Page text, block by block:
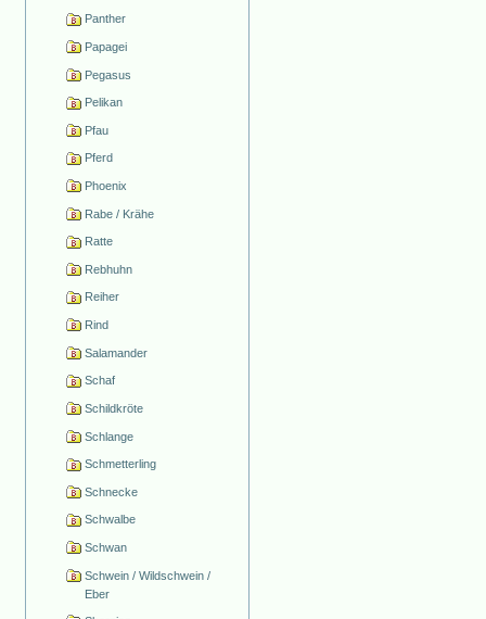
Panther
Papagei
Pegasus
Pelikan
Pfau
Pferd
Phoenix
Rabe / Krähe
Ratte
Rebhuhn
Reiher
Rind
Salamander
Schaf
Schildkröte
Schlange
Schmetterling
Schnecke
Schwalbe
Schwan
Schwein / Wildschwein /
Eber